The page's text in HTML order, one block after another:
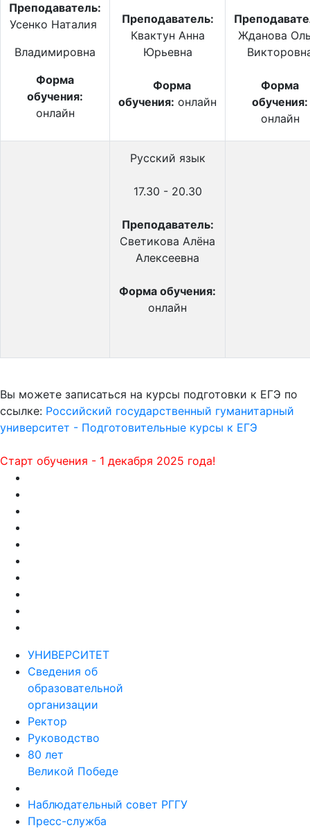
Преподаватель:
Усенко Наталия
Владимировна
Форма
обучения:
онлайн
Преподаватель:
Квактун Анна
Юрьевна
Форма
обучения: онлайн
Жданова
Форма
обучения:
онлайн
Русский язык
17.30 - 20.30
Преподаватель:
Светикова Алёна
Алексеевна
Форма обучения:
онлайн
Вы можете записаться на курсы подготовки к ЕГЭ по
ссылке: Российский государственный гуманитарный
университет - Подготовительные курсы к ЕГЭ
Старт обучения - 1 декабря 2025 года!
УНИВЕРСИТЕТ
Сведения об
образовательной
организации
Ректор
Руководство
80 лет
Великой Победе
Наблюдательный совет РГГУ
Пресс-служба